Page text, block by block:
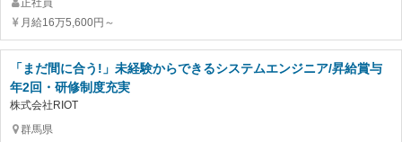
正社員
月給16万5,600円～
「まだ間に合う!」未経験からできるシステムエンジニア/昇給賞与
年2回・研修制度充実
株式会社RIOT
群馬県